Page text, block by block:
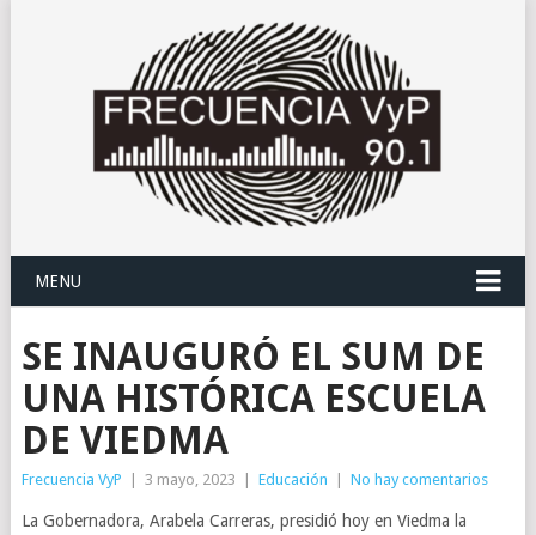
MENU
SE INAUGURÓ EL SUM DE
UNA HISTÓRICA ESCUELA
DE VIEDMA
Frecuencia VyP 3 mayo, 2023 Educación No hay comentarios
La Gobernadora, Arabela Carreras, presidió hoy en Viedma la